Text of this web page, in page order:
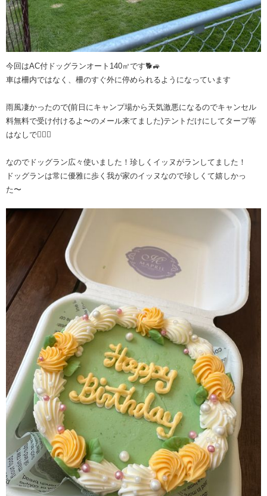
今回はAC付ドッグランオート140㎡です🐕🚙
車は柵内ではなく、柵のすぐ外に停められるようになっています
雨風凄かったので(前日にキャンプ場から天気激悪になるのでキャンセル
料無料で受け付けるよ〜のメール来てました)テントだけにしてタープ等
はなしで🙅🏻‍♀️
なのでドッグラン広々使いました！珍しくイッヌがランしてました！
ドッグランは常に優雅に歩く我が家のイッヌなので珍しくて嬉しかっ
た〜